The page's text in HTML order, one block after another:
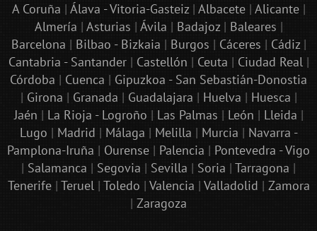
A Coruña | Álava - Vitoria-Gasteiz| Albacete| Alicante|
Almería | Asturias | Ávila | Badajoz| Baleares |
Barcelona | Bilbao - Bizkaia | Burgos | Cáceres | Cádiz|
Cantabria - Santander| Castellón | Ceuta | Ciudad Real|
Córdoba | Cuenca | Gipuzkoa - San Sebastián-Donostia
| Girona | Granada | Guadalajara | Huelva | Huesca |
Jaén | La Rioja - Logroño | Las Palmas | León | Lleida |
Lugo | Madrid | Málaga | Melilla | Murcia | Navarra -
Pamplona-Iruña | Ourense | Palencia | Pontevedra - Vigo
| Salamanca | Segovia | Sevilla | Soria | Tarragona |
Tenerife| Teruel| Toledo | Valencia | Valladolid | Zamora
| Zaragoza